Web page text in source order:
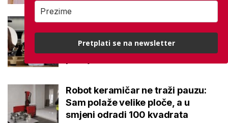
Kakvi su danas studenti? 'Dolaze
na fakultet naviknuti dati točan
odgovor, a ne postaviti dobro
Robot keramičar ne traži pauzu:
Sam polaže velike ploče, a u
smjeni odradi 100 kvadrata
Pretplati se na newsletter